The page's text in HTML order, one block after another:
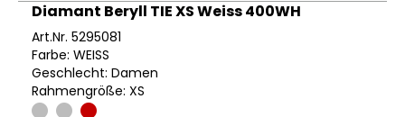
Diamant Beryll TIE XS Weiss 400WH
Art.Nr. 5295081
Farbe: WEISS
Geschlecht: Damen
Rahmengröße: XS